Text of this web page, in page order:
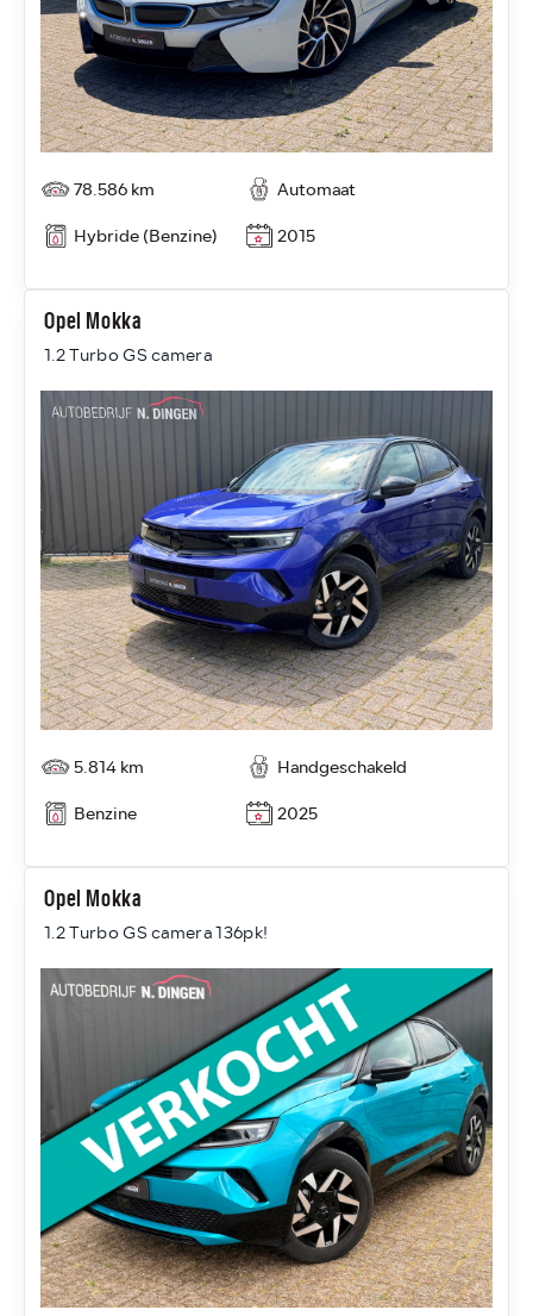
78.586 km
Automaat
Hybride (Benzine)
2015
Opel Mokka
1.2 Turbo GS camera
5.814 km
Handgeschakeld
Benzine
2025
Opel Mokka
1.2 Turbo GS camera 136pk!